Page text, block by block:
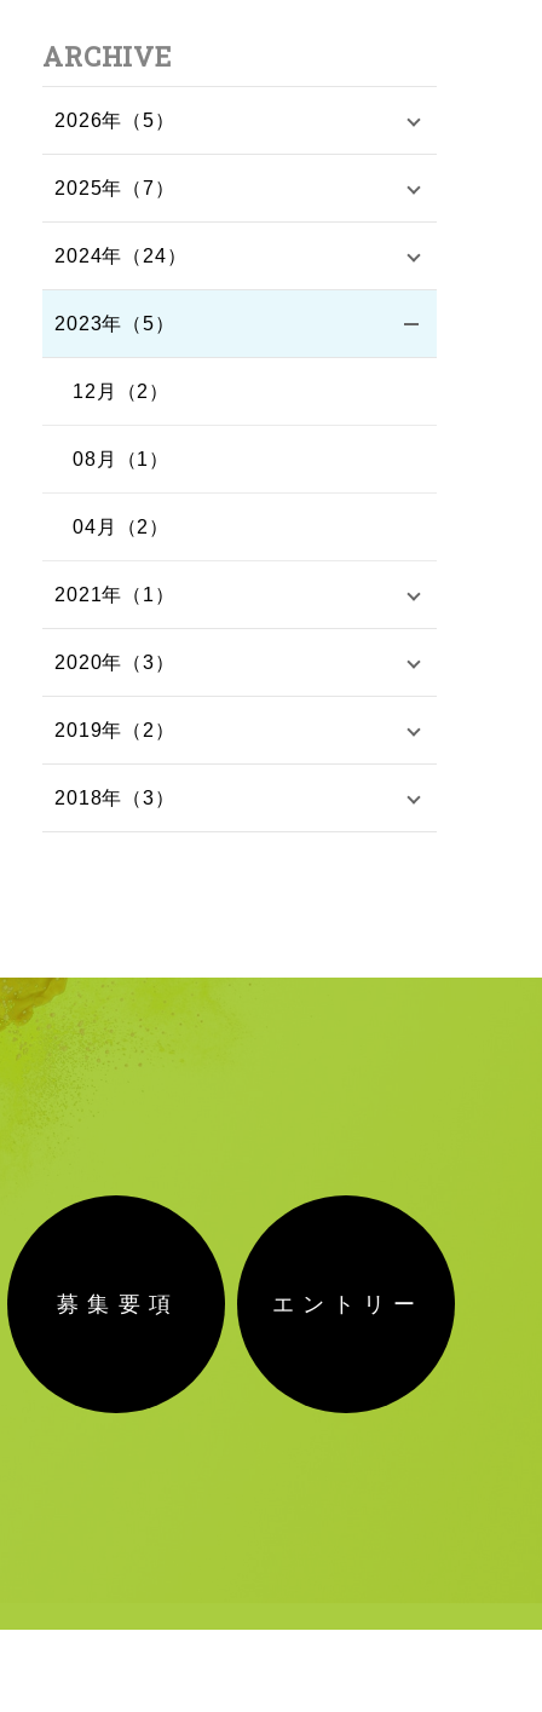
ARCHIVE
2026年（5）
2025年（7）
2024年（24）
2023年（5）
12月（2）
08月（1）
04月（2）
2021年（1）
2020年（3）
2019年（2）
2018年（3）
募集要項 エントリー